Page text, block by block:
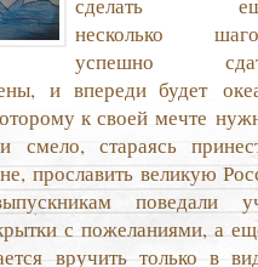
несколько
успешно
и впереди будет
к своей мечте
смело, стараясь
прославить великую
с пожеланиями, а
вручить только в